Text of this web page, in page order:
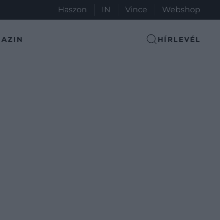
Haszon IN Vince Webshop
HÍRLEVÉL